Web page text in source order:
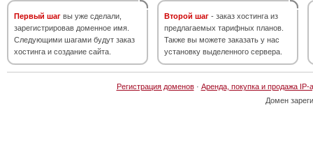
Первый шаг вы уже сделали,
зарегистрировав доменное имя.
Следующими шагами будут заказ
хостинга и создание сайта.
Второй шаг - заказ хостинга из
предлагаемых тарифных планов.
Также вы можете заказать у нас
установку выделенного сервера.
Регистрация доменов· Аренда, покупка и продажа IP-
Домен